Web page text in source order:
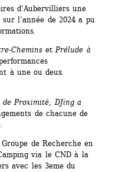
d‘Aubervilliers une
l’année de 2024 a pu
Cheminset Prélude à
à une ou deux
Proximité, DJing a
de chacune de
de Recherche en
via le CND à la
avec les 3eme du